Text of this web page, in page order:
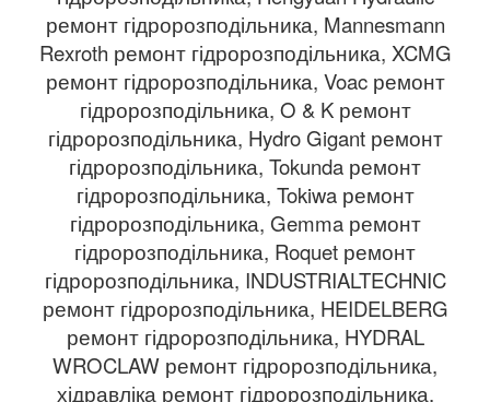
ремонт гідророзподільника, Mannesmann
Rexroth ремонт гідророзподільника, XCMG
ремонт гідророзподільника, Voac ремонт
гідророзподільника, O & K ремонт
гідророзподільника, Hydro Gigant ремонт
гідророзподільника, Tokunda ремонт
гідророзподільника, Tokiwa ремонт
гідророзподільника, Gemma ремонт
гідророзподільника, Roquet ремонт
гідророзподільника, INDUSTRIALTECHNIC
ремонт гідророзподільника, HEIDELBERG
ремонт гідророзподільника, HYDRAL
WROCLAW ремонт гідророзподільника,
хідравліка ремонт гідророзподільника,